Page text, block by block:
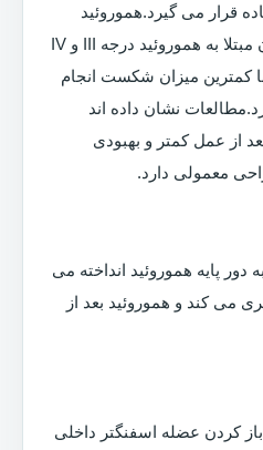
قرار می گیرد.هموروئید
کتومی استاپلر،عمدتا در بیماران مبتلا به هموروئید درجه III و IV
با کمترین میزان شکست انجام
نشان داده اند
از عمل کمتر و بهبودی
معمولی دارد.
پایه هموروئید انداخته می
می کند و هموروئید بعد از
کردن عضله اسفنگتر داخلی